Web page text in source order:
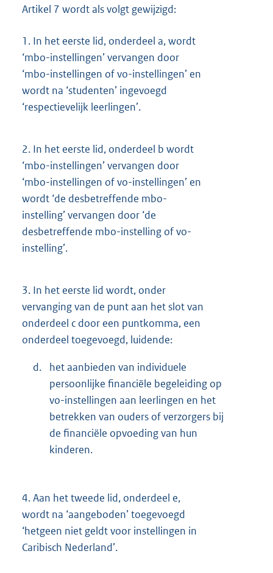
Artikel 7 wordt als volgt gewijzigd:
1. In het eerste lid, onderdeel a, wordt
‘mbo-instellingen’ vervangen door
‘mbo-instellingen of vo-instellingen’ en
wordt na ‘studenten’ ingevoegd
‘respectievelijk leerlingen’.
2. In het eerste lid, onderdeel b wordt
‘mbo-instellingen’ vervangen door
‘mbo-instellingen of vo-instellingen’ en
wordt ‘de desbetreffende mbo-
instelling’ vervangen door ‘de
desbetreffende mbo-instelling of vo-
instelling’.
3. In het eerste lid wordt, onder
vervanging van de punt aan het slot van
onderdeel c door een puntkomma, een
onderdeel toegevoegd, luidende:
d.
het aanbieden van individuele
persoonlijke financiële begeleiding op
vo-instellingen aan leerlingen en het
betrekken van ouders of verzorgers bij
de financiële opvoeding van hun
kinderen.
4.Aan het tweede lid, onderdeel e,
wordt na ‘aangeboden’ toegevoegd
‘hetgeen niet geldt voor instellingen in
Caribisch Nederland’.